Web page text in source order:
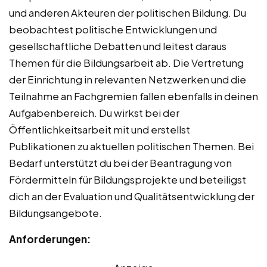
und anderen Akteuren der politischen Bildung. Du
beobachtest politische Entwicklungen und
gesellschaftliche Debatten und leitest daraus
Themen für die Bildungsarbeit ab. Die Vertretung
der Einrichtung in relevanten Netzwerken und die
Teilnahme an Fachgremien fallen ebenfalls in deinen
Aufgabenbereich. Du wirkst bei der
Öffentlichkeitsarbeit mit und erstellst
Publikationen zu aktuellen politischen Themen. Bei
Bedarf unterstützt du bei der Beantragung von
Fördermitteln für Bildungsprojekte und beteiligst
dich an der Evaluation und Qualitätsentwicklung der
Bildungsangebote.
Anforderungen: